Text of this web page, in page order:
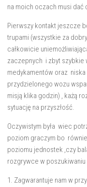
na moich oczach musi dać
Pierwszy kontakt jeszcze
trupami (wszystkie za
całkowicie
zaczepnych i zbyt szybkie
medykamentów oraz
przydzielonego wozu
misją klika godzin) , każą
sytuację na przyszłość.
Oczywistym była wiec
poziom graczym bo
poziomu jednostek ,czy
rozgrywce w
1. Zagwarantuje nam w